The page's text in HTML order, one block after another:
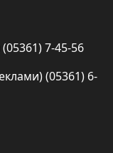
7-45-56
(05361) 6-